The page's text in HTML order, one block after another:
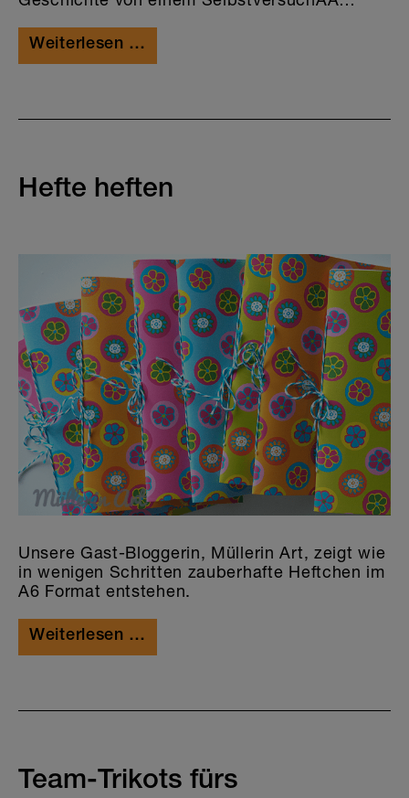
Weiterlesen …
Hefte heften
Unsere Gast-Bloggerin, Müllerin Art, zeigt wie
in wenigen Schritten zauberhafte Heftchen im
A6 Format entstehen.
Weiterlesen …
Team-Trikots fürs